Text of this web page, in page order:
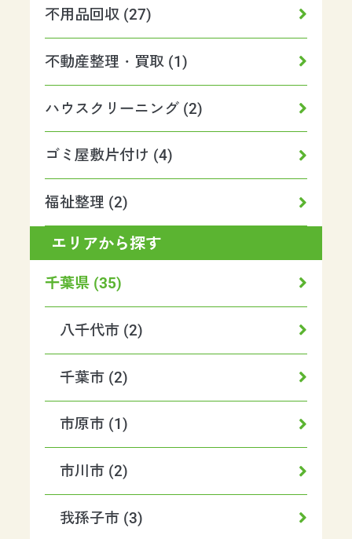
不用品回収 (27)
不動産整理・買取 (1)
ハウスクリーニング (2)
ゴミ屋敷片付け (4)
福祉整理 (2)
エリアから探す
千葉県 (35)
八千代市 (2)
千葉市 (2)
市原市 (1)
市川市 (2)
我孫子市 (3)